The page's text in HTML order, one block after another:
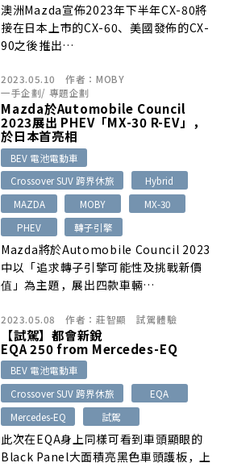
澳洲Mazda宣佈2023年下半年CX-80將
接在日本上市的CX-60、美國發佈的CX-
90之後推出…
2023.05.10 作者： MOBY
一手企劃/ 專題企劃
Mazda於Automobile Council
2023展出 PHEV「MX-30 R-EV」，
於日本首亮相
BEV 電池電動車
Crossover SUV 跨界休旅
Hybrid
MAZDA
MOBY
MX-30
PHEV
轉子引擎
Mazda將於Automobile Council 2023
中以「追求轉子引擎可能性及挑戰新價
值」為主題，展出四款車輛…
2023.05.08 作者： 莊智顯 試駕體驗
【試駕】都會新銳
EQA 250 from Mercedes-EQ
BEV 電池電動車
Crossover SUV 跨界休旅
EQA
Mercedes-EQ
試駕
此次在EQA身上同樣可看到車頭顯眼的
Black Panel大面積亮黑色車頭護板，上